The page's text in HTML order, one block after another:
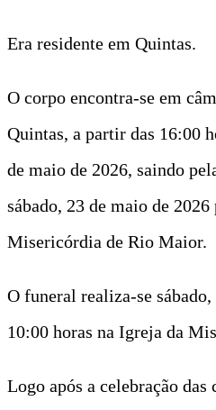
Era residente em Quintas.
O corpo encontra-se em
Quintas, a partir das 16:00
de maio de 2026, saindo
sábado, 23 de maio de
Misericórdia de Rio Maior.
O funeral realiza-se
10:00 horas na Igreja da
Logo após a celebração